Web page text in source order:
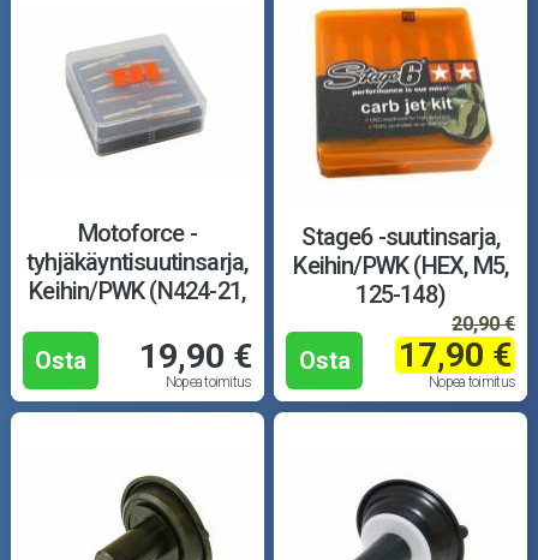
Motoforce -
tyhjäkäyntisuutinsarja,
Keihin/PWK (N424-21,
Osta
19,90 €
Nopea toimitus
Stage6 -suutinsarja,
Keihin/PWK (HEX, M5,
125-148)
Osta
20,90 €
17,90 €
Nopea toimitus